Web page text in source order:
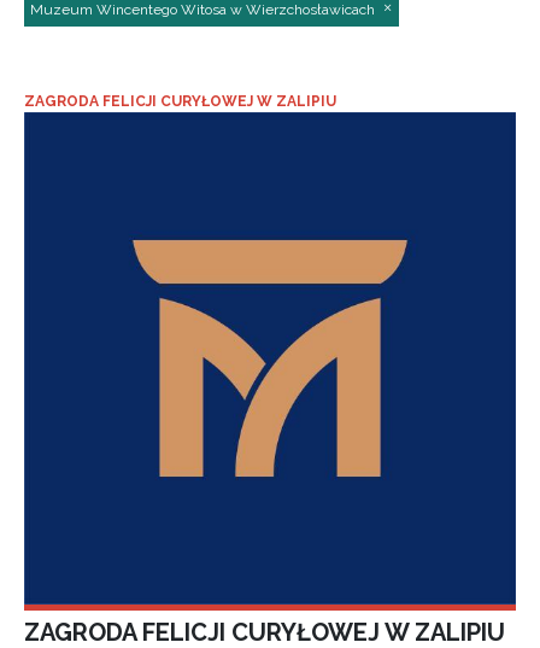
Muzeum Wincentego Witosa w Wierzchosławicach
ZAGRODA FELICJI CURYŁOWEJ W ZALIPIU
ZAGRODA FELICJI CURYŁOWEJ W ZALIPIU